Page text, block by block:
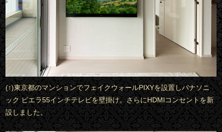
(↑)東京都のマンションでフェイクウォールPIXYを設置しパナソニ
ック ビエラ55インチテレビを壁掛け。さらにHDMIコンセントを新
設しました。